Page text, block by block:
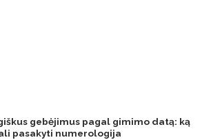
gebėjimus pagal gimimo datą: ką
pasakyti numerologija